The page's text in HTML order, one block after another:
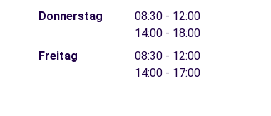
Donnerstag
08:30 - 12:00
14:00 - 18:00
Freitag
08:30 - 12:00
14:00 - 17:00